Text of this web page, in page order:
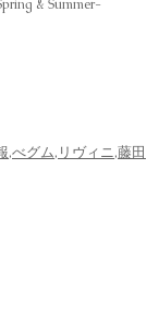
& Summer-
,べグム, リヴィニ,藤田